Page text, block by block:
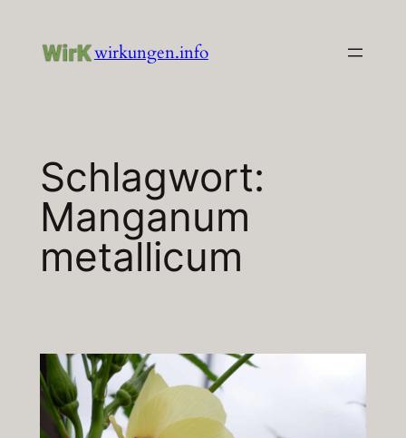
Inhalt
wirkungen.info
Schlagwort:
Manganum
metallicum